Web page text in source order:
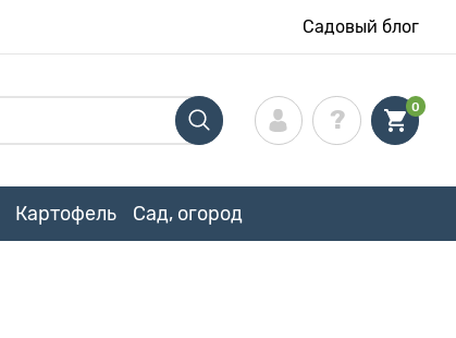
Садовый блог
0
Картофель Сад, огород